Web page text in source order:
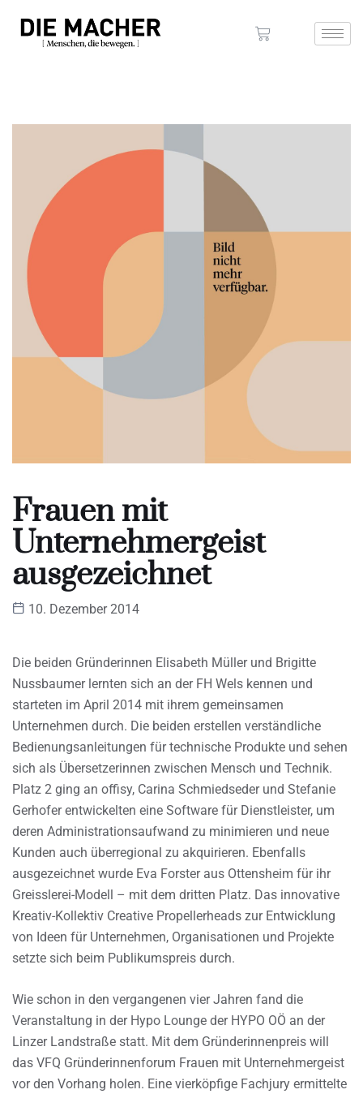
Frauen mit
Unternehmergeist
ausgezeichnet
10. Dezember 2014
Die beiden Gründerinnen Elisabeth Müller und Brigitte
Nussbaumer lernten sich an der FH Wels kennen und
starteten im April 2014 mit ihrem gemeinsamen
Unternehmen durch. Die beiden erstellen verständliche
Bedienungsanleitungen für technische Produkte und sehen
sich als Übersetzerinnen zwischen Mensch und Technik.
Platz 2 ging an offisy, Carina Schmiedseder und Stefanie
Gerhofer entwickelten eine Software für Dienstleister, um
deren Administrationsaufwand zu minimieren und neue
Kunden auch überregional zu akquirieren. Ebenfalls
ausgezeichnet wurde Eva Forster aus Ottensheim für ihr
Greisslerei-Modell – mit dem dritten Platz. Das innovative
Kreativ-Kollektiv Creative Propellerheads zur Entwicklung
von Ideen für Unternehmen, Organisationen und Projekte
setzte sich beim Publikumspreis durch.
Wie schon in den vergangenen vier Jahren fand die
Veranstaltung in der Hypo Lounge der HYPO OÖ an der
Linzer Landstraße statt. Mit dem Gründerinnenpreis will
das VFQ Gründerinnenforum Frauen mit Unternehmergeist
vor den Vorhang holen. Eine vierköpfige Fachjury ermittelte